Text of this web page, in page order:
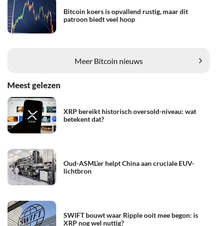
Bitcoin koers is opvallend rustig, maar dit
patroon biedt veel hoop
Meer Bitcoin nieuws
Meest gelezen
XRP bereikt historisch oversold-niveau: wat
betekent dat?
Oud-ASML’er helpt China aan cruciale EUV-
lichtbron
SWIFT bouwt waar Ripple ooit mee begon: is
XRP nog wel nuttig?